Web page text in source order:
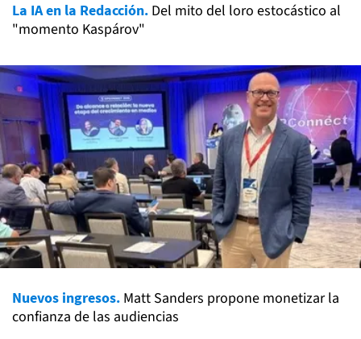
La IA en la Redacción. Del mito del loro estocástico al
"momento Kaspárov"
Nuevos ingresos. Matt Sanders propone monetizar la
confianza de las audiencias